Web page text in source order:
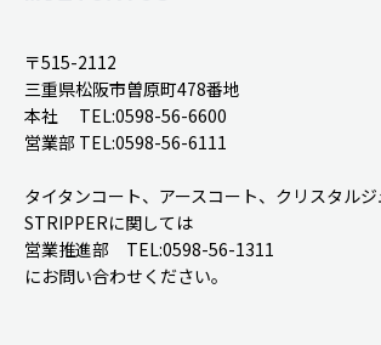
〒515-2112
三重県松阪市曽原町478番地
本社 TEL:0598-56-6600
営業部 TEL:0598-56-6111
タイタンコート、アースコート、クリスタルジ
STRIPPERに関しては
営業推進部 TEL:0598-56-1311
にお問い合わせください。